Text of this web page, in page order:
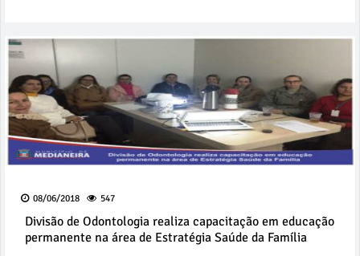
08/06/2018 547
Divisão de Odontologia realiza capacitação em educação
permanente na área de Estratégia Saúde da Família